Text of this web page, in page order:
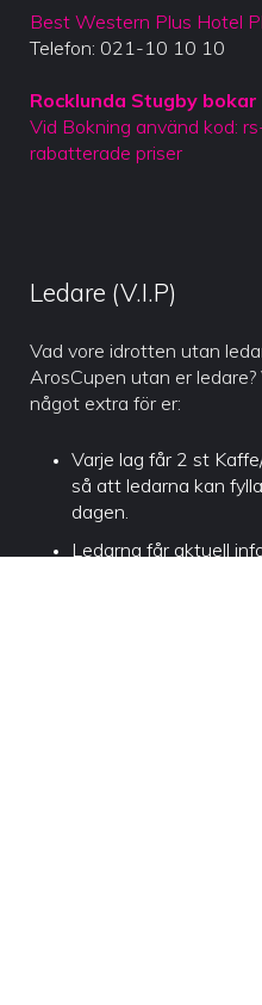
Best Western Plus Hotel
Telefon: 021-10 10 10
Rocklunda Stugby bokar
Vid Bokning använd kod:
rabatterade priser
Ledare (V.I.P)
Vad vore idrotten utan
ArosCupen utan er ledare?
något extra för er:
Varje lag får 2 st
så att ledarna kan
dagen.
Ledarna får aktuell